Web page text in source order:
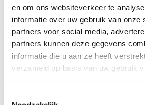
en om ons websiteverkeer te
informatie over uw gebruik van onze
partners voor social media,
partners kunnen deze gegevens
informatie die u aan ze heeft
verzameld op basis van uw gebruik
ANDERE PROJECTEN